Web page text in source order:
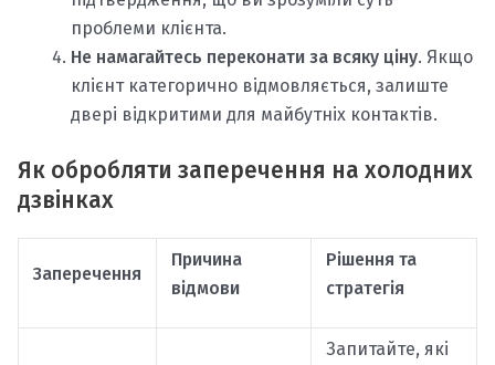
проблеми клієнта.
Не намагайтесь переконати за всяку ціну. Якщо
клієнт категорично відмовляється, залиште
двері відкритими для майбутніх контактів.
Як обробляти заперечення на холодних
дзвінках
Заперечення
Причина
відмови
Рішення та
стратегія
Запитайте, які